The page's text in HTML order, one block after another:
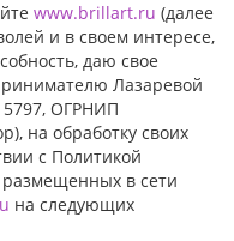
www.brillart.ru (далее
и в своем интересе,
даю свое
Лазаревой
ОГРНИП
на обработку своих
с Политикой
в сети
на следующих